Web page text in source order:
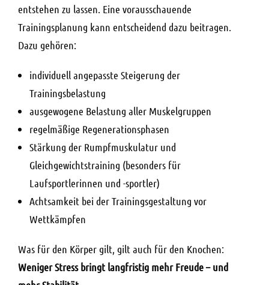
entstehen zu lassen. Eine vorausschauende
Trainingsplanung kann entscheidend dazu beitragen.
Dazu gehören:
individuell angepasste Steigerung der
Trainingsbelastung
ausgewogene Belastung aller Muskelgruppen
regelmäßige Regenerationsphasen
Stärkung der Rumpfmuskulatur und
Gleichgewichtstraining (besonders für
Laufsportlerinnen und -sportler)
Achtsamkeit bei der Trainingsgestaltung vor
Wettkämpfen
Was für den Körper gilt, gilt auch für den Knochen:
Weniger Stress bringt langfristig mehr Freude – und